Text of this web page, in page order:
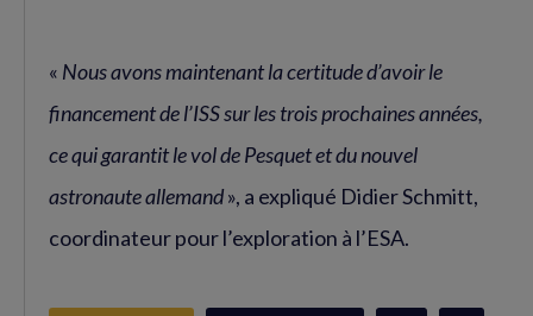
« Nous avons maintenant la certitude d’avoir le
financement de l’ISS sur les trois prochaines années,
ce qui garantit le vol de Pesquet et du nouvel
astronaute allemand», a expliqué Didier Schmitt,
coordinateur pour l’exploration à l’ESA.